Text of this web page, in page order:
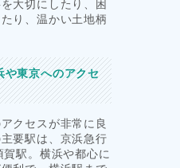
大切にしたり、困
り、温かい土地柄
や東京へのアクセ
クセスが非常に良
要駅は、京浜急行
駅。横浜や都心に